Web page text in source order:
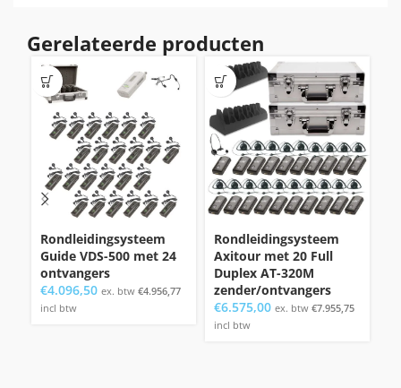
Gerelateerde producten
Rondleidingsysteem
Guide VDS-500 met 24
ontvangers
€4.096,50 ex. btw €4.956,77
incl btw
Rondleidingsysteem
Axitour met 20 Full
Duplex AT-320M
zender/ontvangers
€6.575,00 ex. btw €7.955,75
incl btw